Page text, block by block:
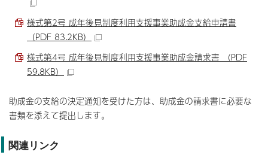
様式第2号 成年後見制度利用支援事業助成金支給申請書
（PDF 83.2KB）
様式第4号 成年後見制度利用支援事業助成金請求書 （PDF
59.8KB）
助成金の支給の決定通知を受けた方は、助成金の請求書に必要な
書類を添えて提出します。
関連リンク